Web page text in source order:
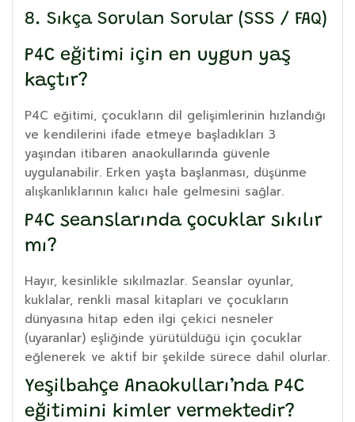
8. Sıkça Sorulan Sorular (SSS / FAQ)
P4C eğitimi için en uygun yaş
kaçtır?
P4C eğitimi, çocukların dil gelişimlerinin hızlandığı
ve kendilerini ifade etmeye başladıkları 3
yaşından itibaren anaokullarında güvenle
uygulanabilir. Erken yaşta başlanması, düşünme
alışkanlıklarının kalıcı hale gelmesini sağlar.
P4C seanslarında çocuklar sıkılır
mı?
Hayır, kesinlikle sıkılmazlar. Seanslar oyunlar,
kuklalar, renkli masal kitapları ve çocukların
dünyasına hitap eden ilgi çekici nesneler
(uyaranlar) eşliğinde yürütüldüğü için çocuklar
eğlenerek ve aktif bir şekilde sürece dahil olurlar.
Yeşilbahçe Anaokulları’nda P4C
eğitimini kimler vermektedir?